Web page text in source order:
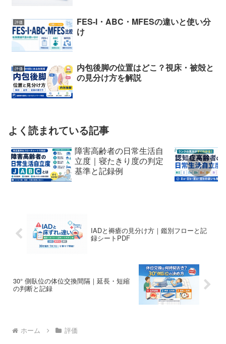
評価
FES-I・ABC・MFESの違いと使い分
け
評価
内包後脚の位置はどこ？視床・被殻と
の見分け方を解説
よく読まれている記事
障害高齢者の日常生活自
立度｜寝たきり度の判定
基準と記録例
IADと褥瘡の見分け方｜鑑別フローと記
録シートPDF
30° 側臥位の体位交換間隔｜延長・短縮
の判断と記録
ホーム 評価